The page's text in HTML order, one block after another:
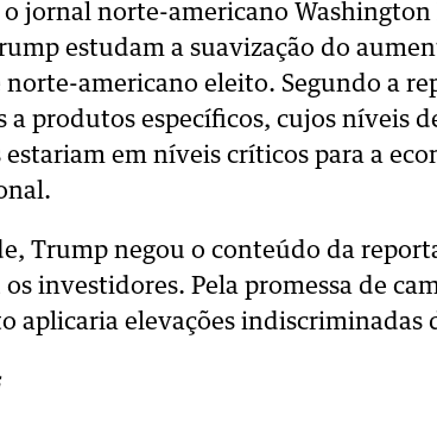
o jornal norte-americano
estudam a suavização do
americano eleito. Segundo a
a produtos específicos, cujos níveis
estariam em níveis críticos para a
Trump negou o conteúdo da
investidores. Pela promessa de
aplicaria elevações indiscriminadas